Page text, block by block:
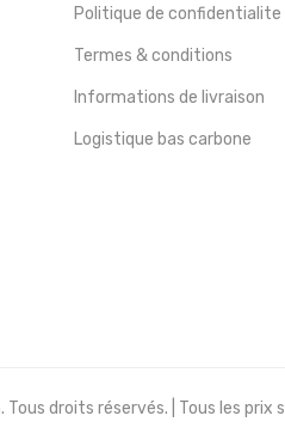
Politique de confidentialite
Termes & conditions
Informations de livraison
Logistique bas carbone
droits réservés. | Tous les prix